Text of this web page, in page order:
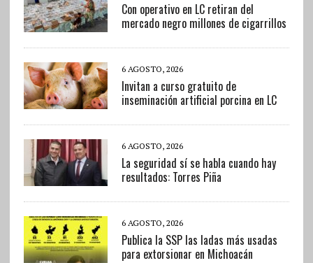
Con operativo en LC retiran del
mercado negro millones de cigarrillos
6 AGOSTO, 2026
Invitan a curso gratuito de
inseminación artificial porcina en LC
6 AGOSTO, 2026
La seguridad sí se habla cuando hay
resultados: Torres Piña
6 AGOSTO, 2026
Publica la SSP las ladas más usadas
para extorsionar en Michoacán